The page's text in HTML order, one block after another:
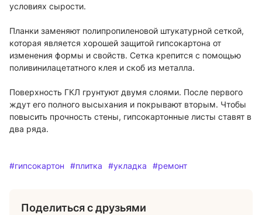
условиях сырости.
Планки заменяют полипропиленовой штукатурной сеткой,
которая является хорошей защитой гипсокартона от
изменения формы и свойств. Сетка крепится с помощью
поливинилацетатного клея и скоб из металла.
Поверхность ГКЛ грунтуют двумя слоями. После первого
ждут его полного высыхания и покрывают вторым. Чтобы
повысить прочность стены, гипсокартонные листы ставят в
два ряда.
#гипсокартон #плитка #укладка #ремонт
Поделиться с друзьями